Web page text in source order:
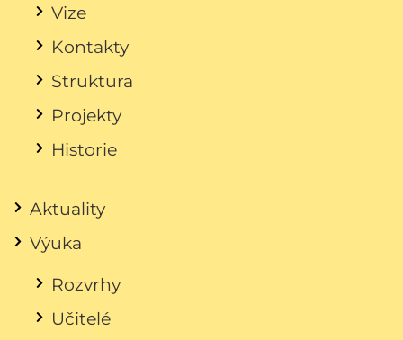
Vize
Kontakty
Struktura
Projekty
Historie
Aktuality
Výuka
Rozvrhy
Učitelé